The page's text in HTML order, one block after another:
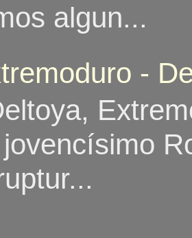
algun...
-